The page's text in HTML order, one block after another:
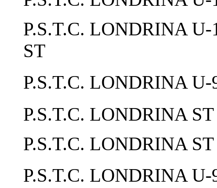
P.S.T.C. LONDRINA
ST
P.S.T.C.
P.S.T.C.
P.S.T.C.
P.S.T.C.